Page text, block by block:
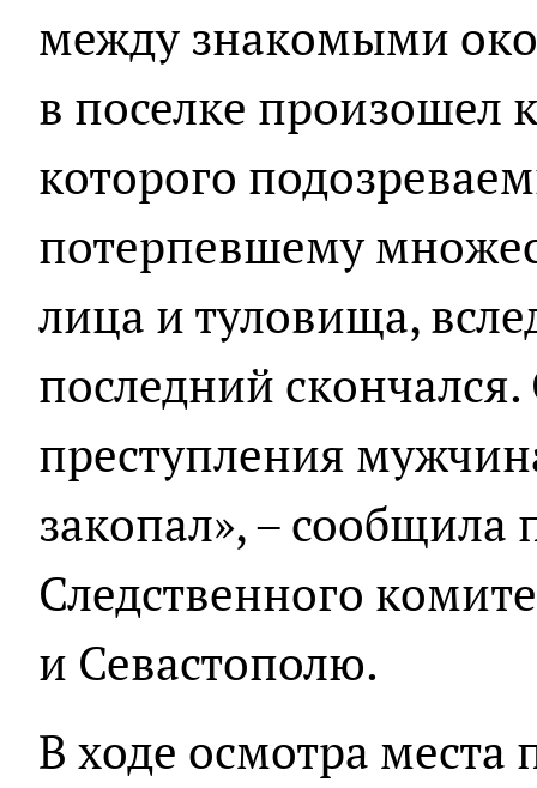
между знакомыми
в поселке произошел
которого
потерпевшему
лица и туловища,
последний
преступления
закопал», – сообщила
Следственного
и Севастополю.
В ходе осмотра места